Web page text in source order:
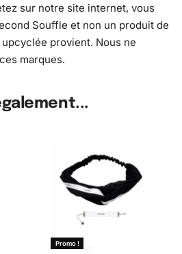
sur notre site internet, vous
Souffle et non un produit de
provient. Nous ne
marques.
Promo !